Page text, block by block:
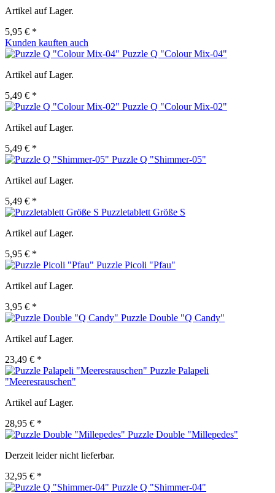
Artikel auf Lager.
5,95 € *
Kunden kauften auch
Puzzle Q "Colour Mix-04"
Artikel auf Lager.
5,49 € *
Puzzle Q "Colour Mix-02"
Artikel auf Lager.
5,49 € *
Puzzle Q "Shimmer-05"
Artikel auf Lager.
5,49 € *
Puzzletablett Größe S
Artikel auf Lager.
5,95 € *
Puzzle Picoli "Pfau"
Artikel auf Lager.
3,95 € *
Puzzle Double "Q Candy"
Artikel auf Lager.
23,49 € *
Puzzle Palapeli
"Meeresrauschen"
Artikel auf Lager.
28,95 € *
Puzzle Double "Millepedes"
Derzeit leider nicht lieferbar.
32,95 € *
Puzzle Q "Shimmer-04"